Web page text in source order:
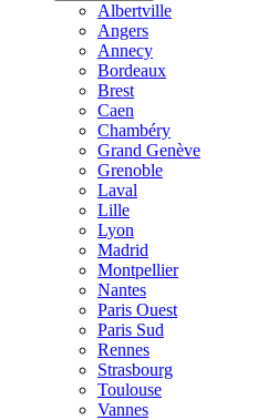
Albertville
Angers
Annecy
Bordeaux
Brest
Caen
Chambéry
Grand Genève
Grenoble
Laval
Lille
Lyon
Madrid
Montpellier
Nantes
Paris Ouest
Paris Sud
Rennes
Strasbourg
Toulouse
Vannes